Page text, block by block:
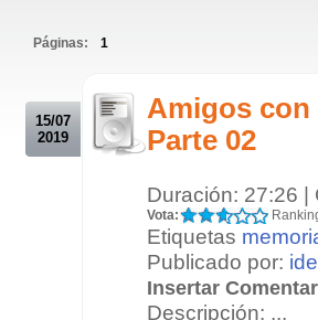
Páginas: 1
15/07
2019
Amigos con
Parte 02
Duración: 27:26 |
Vota:
Etiquetas
Publicado por:
Insertar
Descripción: ...